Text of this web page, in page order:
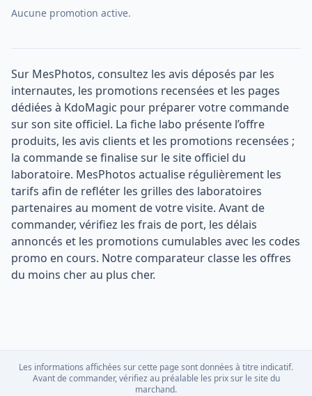
Aucune promotion active.
Sur MesPhotos, consultez les avis déposés par les
internautes, les promotions recensées et les pages
dédiées à KdoMagic pour préparer votre commande
sur son site officiel. La fiche labo présente l’offre
produits, les avis clients et les promotions recensées ;
la commande se finalise sur le site officiel du
laboratoire. MesPhotos actualise régulièrement les
tarifs afin de refléter les grilles des laboratoires
partenaires au moment de votre visite. Avant de
commander, vérifiez les frais de port, les délais
annoncés et les promotions cumulables avec les codes
promo en cours. Notre comparateur classe les offres
du moins cher au plus cher.
Les informations affichées sur cette page sont données à titre indicatif.
Avant de commander, vérifiez au préalable les prix sur le site du
marchand.